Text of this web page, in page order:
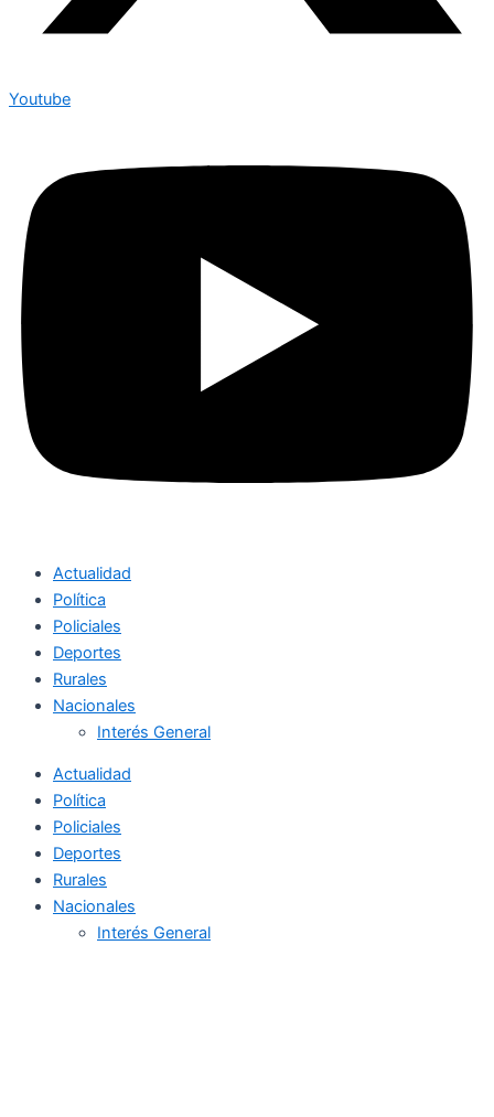
Youtube
Actualidad
Política
Policiales
Deportes
Rurales
Nacionales
Interés General
Actualidad
Política
Policiales
Deportes
Rurales
Nacionales
Interés General